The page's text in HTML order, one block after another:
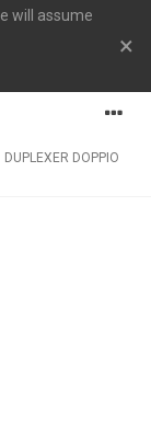
will assume
×
DUPLEXER DOPPIO